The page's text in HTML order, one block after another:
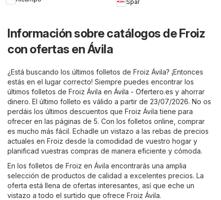
Spar
Información sobre catálogos de Froiz
con ofertas en Ávila
¿Está buscando los últimos folletos de Froiz Ávila? ¡Entonces
estás en el lugar correcto! Siempre puedes encontrar los
últimos folletos de Froiz Ávila en Ávila - Ofertero.es y ahorrar
dinero. El último folleto es válido a partir de 23/07/2026. No os
perdáis los últimos descuentos que Froiz Ávila tiene para
ofrecer en las páginas de 5. Con los folletos online, comprar
es mucho más fácil. Echadle un vistazo a las rebas de precios
actuales en Froiz desde la comodidad de vuestro hogar y
planificad vuestras compras de manera eficiente y cómoda.
En los folletos de Froiz en Ávila encontrarás una amplia
selección de productos de calidad a excelentes precios. La
oferta está llena de ofertas interesantes, así que eche un
vistazo a todo el surtido que ofrece Froiz Ávila.